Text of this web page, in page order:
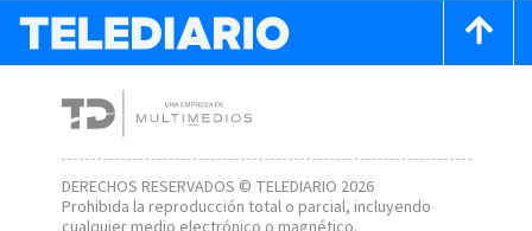
DERECHOS RESERVADOS © TELEDIARIO 2026
Prohibida la reproducción total o parcial, incluyendo